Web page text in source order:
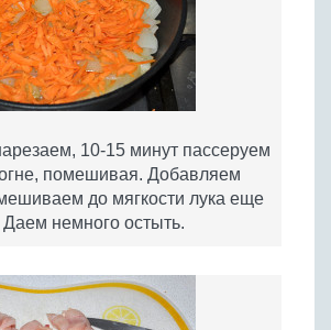
10-15 минут пассеруем
помешивая. Добавляем
до мягкости лука еще
Даем немного остыть.